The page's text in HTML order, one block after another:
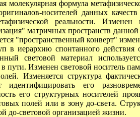
молекулярная формула
носителей данных
реальности.
матричных пространств
"пространственный конверт"
в иерархию спонтанного действия
световой материал
пути. Изменен световой носитель
Изменяется структура
идентифицировать его
его структурных носителей
полей или в зону до-света.
до-световой организацией жизни.